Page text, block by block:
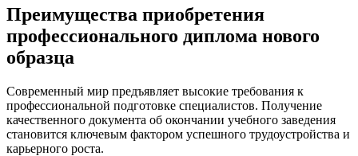
Преимущества приобретения
профессионального диплома нового
образца
Современный мир предъявляет высокие требования к
профессиональной подготовке специалистов. Получение
качественного документа об окончании учебного заведения
становится ключевым фактором успешного трудоустройства и
карьерного роста.